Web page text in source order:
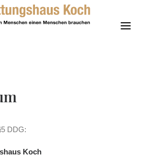
DDG:
Koch